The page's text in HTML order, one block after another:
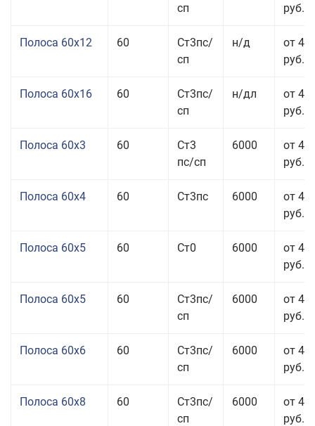
сп
руб.
Полоса 60x12 60
Ст3пс/
сп
н/д
от 46
руб.
Полоса 60x16 60
Ст3пс/
сп
н/дл
от 48
руб.
Полоса 60x3 60
Ст3
пс/сп
6000
от 46
руб.
Полоса 60x4 60 Ст3пс 6000
от 45
руб.
Полоса 60x5 60 Ст0 6000
от 43
руб.
Полоса 60x5 60
Ст3пс/
сп
6000
от 43
руб.
Полоса 60x6 60
Ст3пс/
сп
6000
от 42
руб.
Полоса 60x8 60
Ст3пс/
сп
6000
от 42
руб.